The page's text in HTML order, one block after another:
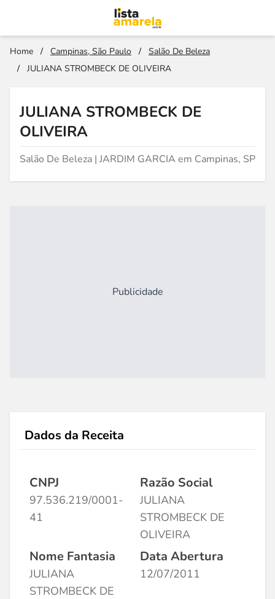
Home / Campinas, São Paulo /
Salão De Beleza
/
JULIANA STROMBECK DE OLIVEIRA
JULIANA STROMBECK DE
OLIVEIRA
Salão De Beleza | JARDIM GARCIA em Campinas, SP
Publicidade
Dados da Receita
CNPJ
97.536.219/0001-
41
Razão Social
JULIANA
STROMBECK DE
OLIVEIRA
Nome Fantasia
JULIANA
STROMBECK DE
Data Abertura
12/07/2011